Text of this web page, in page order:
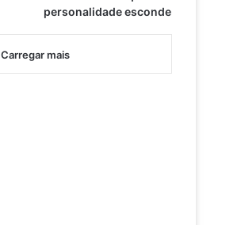
personalidade esconde
Carregar mais